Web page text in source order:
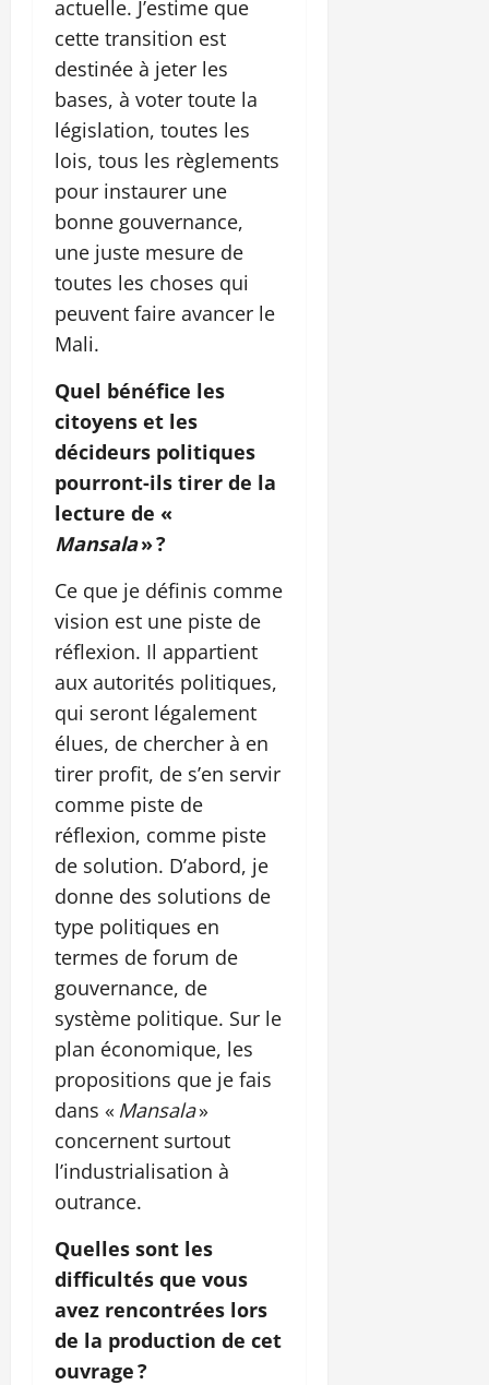
actuelle. J’estime que
cette transition est
destinée à jeter les
bases, à voter toute la
législation, toutes les
lois, tous les règlements
pour instaurer une
bonne gouvernance,
une juste mesure de
toutes les choses qui
peuvent faire avancer le
Mali.
Quel bénéfice les
citoyens et les
décideurs politiques
pourront-ils tirer de la
lecture de «
Mansala» ?
Ce que je définis comme
vision est une piste de
réflexion. Il appartient
aux autorités politiques,
qui seront légalement
élues, de chercher à en
tirer profit, de s’en servir
comme piste de
réflexion, comme piste
de solution. D’abord, je
donne des solutions de
type politiques en
termes de forum de
gouvernance, de
système politique. Sur le
plan économique, les
propositions que je fais
dans « Mansala»
concernent surtout
l’industrialisation à
outrance.
Quelles sont les
difficultés que vous
avez rencontrées lors
de la production de cet
ouvrage ?